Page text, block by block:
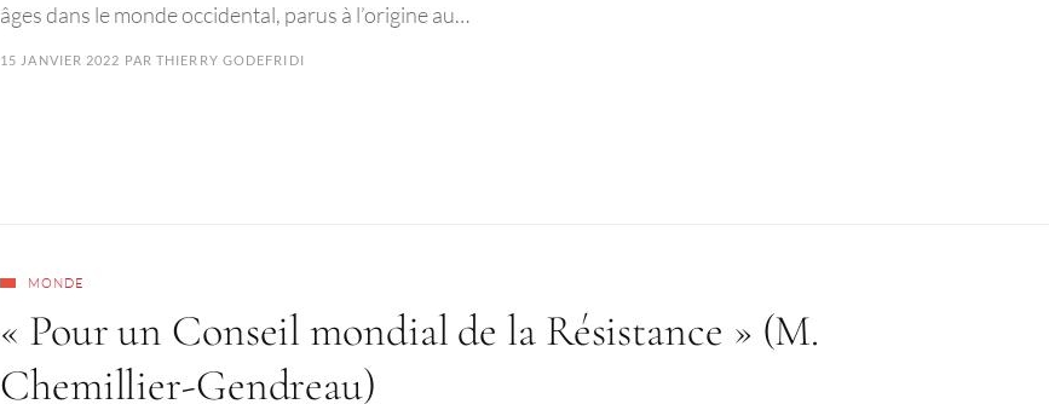
âges dans le monde occidental, parus à l’origine au…
15 JANVIER 2022 PARTHIERRY GODEFRIDI
MONDE
« Pour un Conseil mondial de la Résistance » (M.
Chemillier-Gendreau)